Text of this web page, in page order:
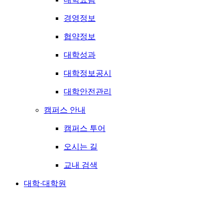
경영정보
협약정보
대학성과
대학정보공시
대학안전관리
캠퍼스 안내
캠퍼스 투어
오시는 길
교내 검색
대학·대학원